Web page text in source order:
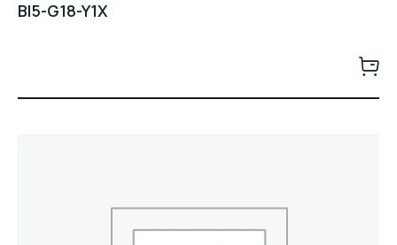
BI5-G18-Y1X